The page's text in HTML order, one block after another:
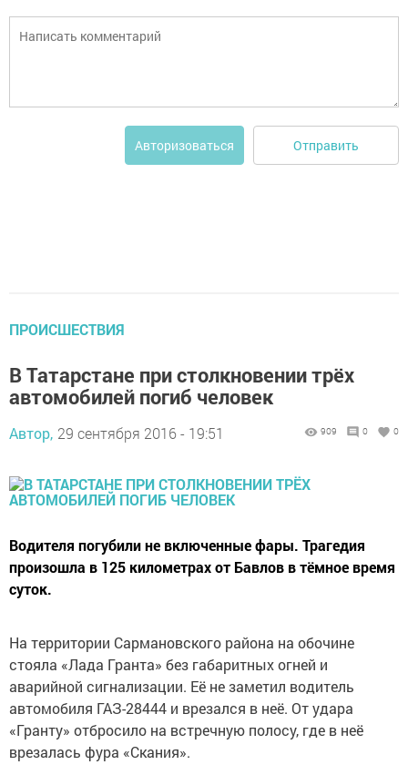
Авторизоваться Отправить
ПРОИСШЕСТВИЯ
В Татарстане при столкновении трёх
автомобилей погиб человек
Автор, 29 сентября 2016 - 19:51 909 0 0
Водителя погубили не включенные фары. Трагедия
произошла в 125 километрах от Бавлов в тёмное время
суток.
На территории Сармановского района на обочине
стояла «Лада Гранта» без габаритных огней и
аварийной сигнализации. Её не заметил водитель
автомобиля ГАЗ-28444 и врезался в неё. От удара
«Гранту» отбросило на встречную полосу, где в неё
врезалась фура «Скания».